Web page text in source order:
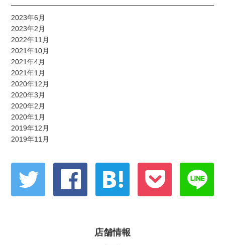
2023年6月
2023年2月
2022年11月
2021年10月
2021年4月
2021年1月
2020年12月
2020年3月
2020年2月
2020年1月
2019年12月
2019年11月
店舗情報